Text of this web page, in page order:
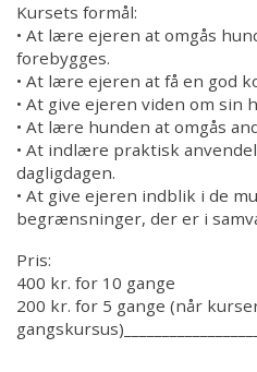
Kursets formål:
• At lære ejeren at omgås
forebygges.
• At lære ejeren at få en god
• At give ejeren viden om sin
• At lære hunden at omgås
• At indlære praktisk
dagligdagen.
• At give ejeren indblik i de
begrænsninger, der er i
Pris:
400 kr. for 10 gange
200 kr. for 5 gange (når